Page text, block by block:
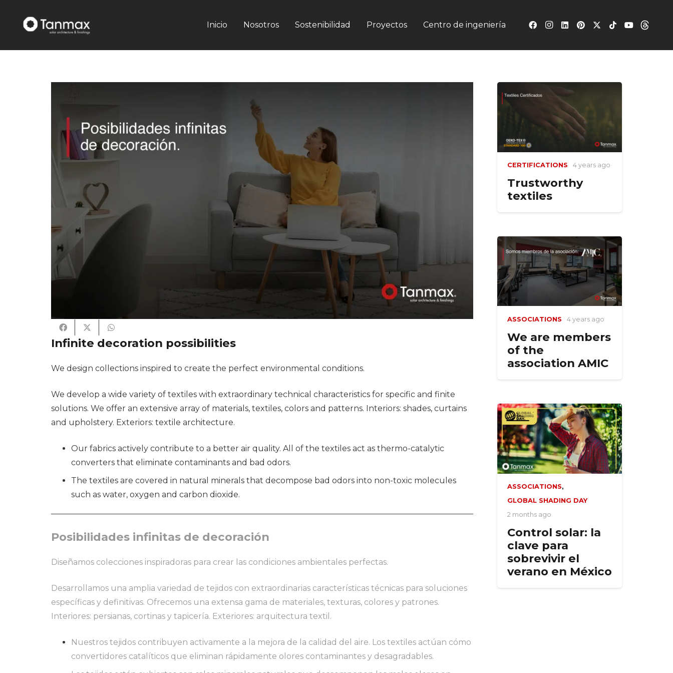
Inicio Nosotros Sostenibilidad Proyectos Centro de ingeniería
Infinite decoration possibilities
We design collections inspired to create the perfect environmental conditions.
We develop a wide variety of textiles with extraordinary technical characteristics for specific and finite
solutions. We offer an extensive array of materials, textiles, colors and patterns. Interiors: shades, curtains
and upholstery. Exteriors: textile architecture.
Our fabrics actively contribute to a better air quality. All of the textiles act as thermo-catalytic
converters that eliminate contaminants and bad odors.
The textiles are covered in natural minerals that decompose bad odors into non-toxic molecules
such as water, oxygen and carbon dioxide.
Posibilidades infinitas de decoración
Diseñamos colecciones inspiradoras para crear las condiciones ambientales perfectas.
Desarrollamos una amplia variedad de tejidos con extraordinarias características técnicas para soluciones
específicas y definitivas. Ofrecemos una extensa gama de materiales, texturas, colores y patrones.
Interiores: persianas, cortinas y tapicería. Exteriores: arquitectura textil.
Nuestros tejidos contribuyen activamente a la mejora de la calidad del aire. Los textiles actúan cómo
convertidores catalíticos que eliminan rápidamente olores contaminantes y desagradables.
CERTIFICATIONS 4 years ago
Trustworthy
textiles
ASSOCIATIONS 4 years ago
We are members
of the
association AMIC
ASSOCIATIONS,
GLOBAL SHADING DAY
2 months ago
Control solar: la
clave para
sobrevivir el
verano en México